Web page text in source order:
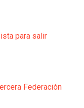
para salir
Federación